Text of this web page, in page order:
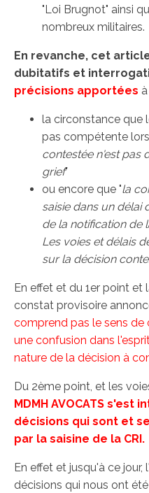
"Loi Brugnot" ainsi
nombreux militaires.
En revanche, cet
dubitatifs et
précisions apportées
la circonstance que
pas compétente
contestée n'est pas
grief"
ou encore que "la
saisie dans un délai
de la notification de
Les voies et délais
sur la décision
En effet et du 1er point et
constat provisoire
comprend pas le sens de
une confusion dans
nature de la décision à
Du 2ème point, et les
MDMH AVOCATS s'est
décisions qui sont et
par la saisine de la CRI.
En effet et jusqu'à ce jour,
décisions qui nous ont